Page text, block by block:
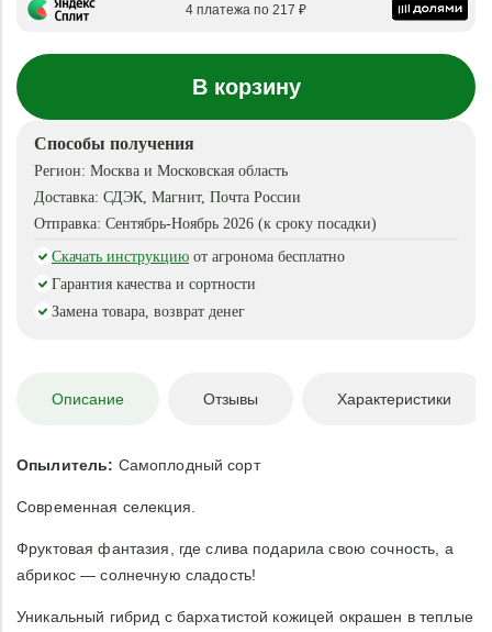
4 платежа по 217 ₽
В корзину
Способы получения
Регион: Москва и Московская область
Доставка: СДЭК, Магнит, Почта России
Отправка: Сентябрь-Ноябрь 2026 (к сроку посадки)
Скачать инструкцию от агронома бесплатно
Гарантия качества и сортности
Замена товара, возврат денег
Описание Отзывы Характеристики
Опылитель: Самоплодный сорт
Современная селекция.
Фруктовая фантазия, где слива подарила свою сочность, а
абрикос — солнечную сладость!
Уникальный гибрид с бархатистой кожицей окрашен в теплые